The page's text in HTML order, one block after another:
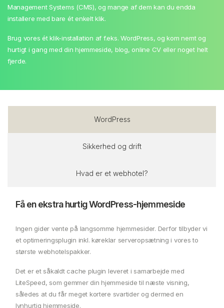
Management Systems (CMS), og mange af dem kan du endda
installere med bare ét enkelt klik.
Brug vores ét klik-installation af f.eks. WordPress, og kom nemt og
hurtigt i gang med din hjemmeside, blog, online CV eller noget helt
fjerde.
WordPress
Sikkerhed og drift
Hvad er et webhotel?
Få en ekstra hurtig WordPress-hjemmeside
Ingen gider vente på langsomme hjemmesider. Derfor tilbyder vi
et optimeringsplugin inkl. køreklar serveropsætning i vores to
største webhotelspakker.
Det er et såkaldt cache plugin leveret i samarbejde med
LiteSpeed, som gemmer din hjemmeside til næste visning,
således at du får meget kortere svartider og dermed en
lynhurtig hjemmeside.